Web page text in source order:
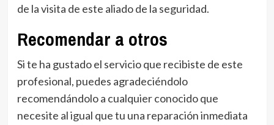
de la visita de este aliado de la seguridad.
Recomendar a otros
Si te ha gustado el servicio que recibiste de este
profesional, puedes agradeciéndolo
recomendándolo a cualquier conocido que
necesite al igual que tu una reparación inmediata